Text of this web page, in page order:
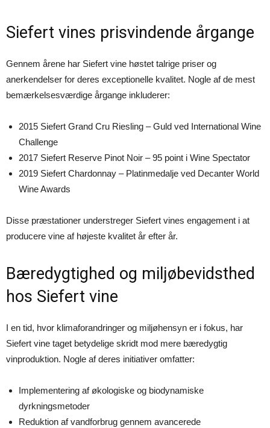
Siefert vines prisvindende årgange
Gennem årene har Siefert vine høstet talrige priser og
anerkendelser for deres exceptionelle kvalitet. Nogle af de mest
bemærkelsesværdige årgange inkluderer:
2015 Siefert Grand Cru Riesling – Guld ved International Wine
Challenge
2017 Siefert Reserve Pinot Noir – 95 point i Wine Spectator
2019 Siefert Chardonnay – Platinmedalje ved Decanter World
Wine Awards
Disse præstationer understreger Siefert vines engagement i at
producere vine af højeste kvalitet år efter år.
Bæredygtighed og miljøbevidsthed
hos Siefert vine
I en tid, hvor klimaforandringer og miljøhensyn er i fokus, har
Siefert vine taget betydelige skridt mod mere bæredygtig
vinproduktion. Nogle af deres initiativer omfatter:
Implementering af økologiske og biodynamiske
dyrkningsmetoder
Reduktion af vandforbrug gennem avancerede